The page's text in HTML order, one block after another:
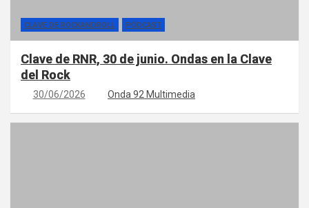
CLAVE DE ROCKANDROLL PÓDCAST
Clave de RNR, 30 de junio. Ondas en la Clave
del Rock
30/06/2026 Onda 92 Multimedia